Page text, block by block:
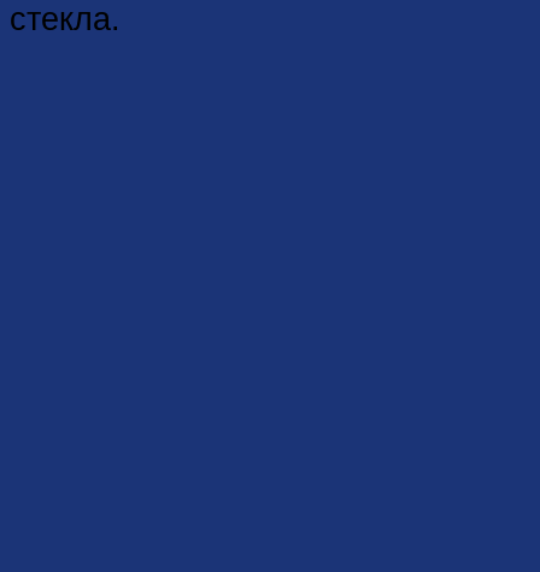
стекла.